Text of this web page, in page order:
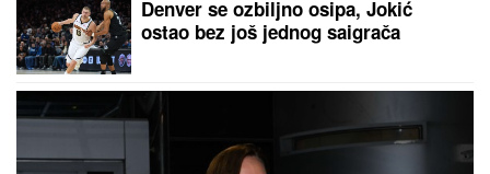
sastavljen od različitih sportova